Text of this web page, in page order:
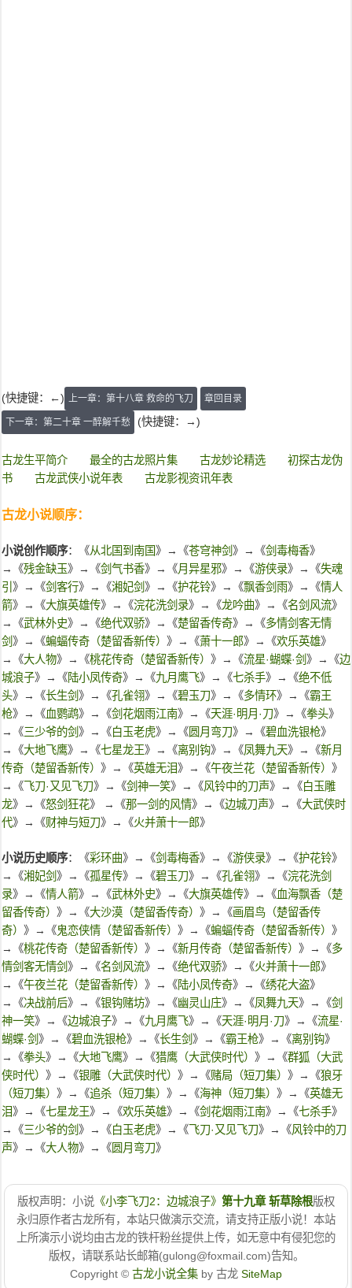
(快捷键：←) 上一章：第十八章 救命的飞刀 章回目录
下一章：第二十章 一醉解千愁 (快捷键：→)
古龙生平简介 最全的古龙照片集 古龙妙论精选
初探古龙伪
书
古龙武侠小说年表 古龙影视资讯年表
古龙小说顺序：
小说创作顺序：《从北国到南国》→《苍穹神剑 》→《剑毒梅香》
→《残金缺玉》→《剑气书香》→《月异星邪》→《游侠录》→《失魂
引 》→《剑客行》→《湘妃剑 》→《护花铃》→《飘香剑雨》→《情人
箭》→《大旗英雄传》→《浣花洗剑录》→《龙吟曲》→《名剑风流》
→《武林外史》→《绝代双骄》→《楚留香传奇》→《多情剑客无情
剑 》→《蝙蝠传奇（楚留香新传） 》→《萧十一郎》→《欢乐英雄》
→《大人物》→《桃花传奇（楚留香新传） 》→《流星·蝴蝶·剑 》→《边
城浪子》→《陆小凤传奇》→《九月鹰飞》→《七杀手》→《绝不低
头》→《长生剑 》→《孔雀翎》→《碧玉刀》→《多情环》→《霸王
枪》→《血鹦鹉》→《剑花烟雨江南》→《天涯·明月·刀》→《拳头》
→《三少爷的剑 》→《白玉老虎》→《 圆月弯刀》→《碧血洗银枪》
→《大地飞鹰》→《七星龙王》→《离别钩》→《凤舞九天》→《新月
传奇（楚留香新传） 》→《英雄无泪》→《午夜兰花（楚留香新传） 》
→《飞刀·又见飞刀》→《剑神一笑》→《风铃中的刀声》→《白玉雕
龙》→《怒剑狂花》 →《那一剑的风情》→《边城刀声》→《大武侠时
代》→《财神与短刀》→《火并萧十一郎》
小说历史顺序：《彩环曲》→《剑毒梅香》→《游侠录》→《护花铃》
→《湘妃剑 》→《孤星传》→《碧玉刀》→《孔雀翎》→《浣花洗剑
录》→《情人箭》→《武林外史》→《大旗英雄传》→《血海飘香（楚
留香传奇） 》→《大沙漠（楚留香传奇） 》→《画眉鸟（楚留香传
奇） 》→《鬼恋侠情（楚留香新传） 》→《蝙蝠传奇（楚留香新传） 》
→《桃花传奇（楚留香新传） 》→《新月传奇（楚留香新传） 》→《多
情剑客无情剑 》→《名剑风流》→《绝代双骄》→《火并萧十一郎》
→《午夜兰花（楚留香新传） 》→《陆小凤传奇》→《绣花大盗》
→《决战前后》→《银钩赌坊》→《幽灵山庄》→《凤舞九天》→《剑
神一笑》→《边城浪子》→《九月鹰飞》→《天涯·明月·刀》→《流星·
蝴蝶·剑 》→《碧血洗银枪》→《长生剑 》→《霸王枪》→《离别钩》
→《拳头》→《大地飞鹰》→《猎鹰（大武侠时代） 》→《群狐（大武
侠时代） 》→《银雕（大武侠时代） 》→《赌局（短刀集） 》→《狼牙
（短刀集） 》→《追杀（短刀集） 》→《海神（短刀集） 》→《英雄无
泪》→《七星龙王》→《欢乐英雄》→《剑花烟雨江南》→《七杀手》
→《三少爷的剑 》→《白玉老虎》→《飞刀·又见飞刀》→《风铃中的刀
声》→《大人物》→《 圆月弯刀》
版权声明：小说 《小李飞刀2：边城浪子》 第十九章 斩草除根版权
永归原作者古龙所有，本站只做演示交流，请支持正版小说！本站
上所演示小说均由古龙的铁杆粉丝提供上传，如无意中有侵犯您的
版权，请联系站长邮箱(gulong@foxmail.com)告知。
Copyright © 古龙小说全集 by 古龙 SiteMap